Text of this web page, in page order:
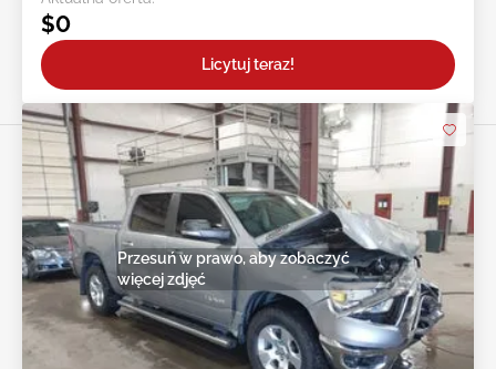
$0
Licytuj teraz!
Przesuń w prawo, aby zobaczyć
więcej zdjęć